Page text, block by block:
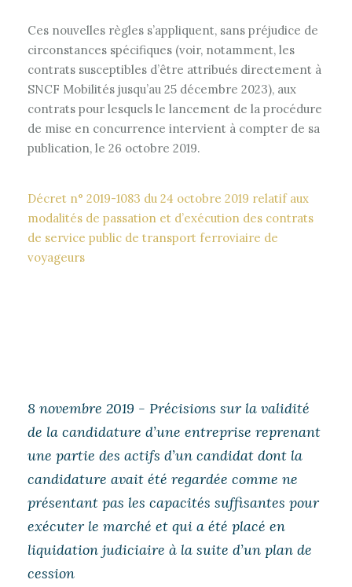
Ces nouvelles règles s’appliquent, sans préjudice de
circonstances spécifiques (voir, notamment, les
contrats susceptibles d’être attribués directement à
SNCF Mobilités jusqu’au 25 décembre 2023), aux
contrats pour lesquels le lancement de la procédure
de mise en concurrence intervient à compter de sa
publication, le 26 octobre 2019.
Décret n° 2019-1083 du 24 octobre 2019 relatif aux
modalités de passation et d’exécution des contrats
de service public de transport ferroviaire de
voyageurs
8 novembre 2019 - Précisions sur la validité
de la candidature d’une entreprise reprenant
une partie des actifs d’un candidat dont la
candidature avait été regardée comme ne
présentant pas les capacités suffisantes pour
exécuter le marché et qui a été placé en
liquidation judiciaire à la suite d’un plan de
cession